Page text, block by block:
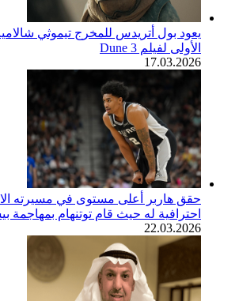
يعود بول أتريدس للمخرج تيموثي
الأولى لفيلم Dune 3
17.03.2026
حقق هاربر أعلى مستوى في مسيرته
احترافية له حيث قام توتنهام بمهاجمة
22.03.2026